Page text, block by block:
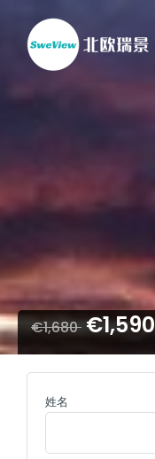
€1,680 €1,590
姓名